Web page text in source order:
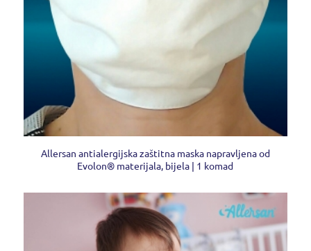
Allersan antialergijska zaštitna maska napravljena od
Evolon® materijala, bijela | 1 komad